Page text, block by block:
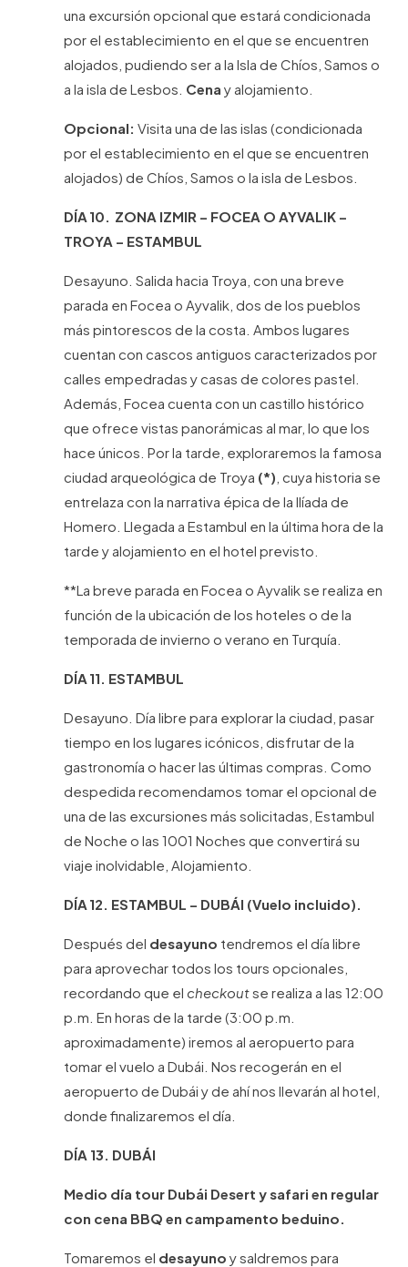
una excursión opcional que estará condicionada
por el establecimiento en el que se encuentren
alojados, pudiendo ser a la Isla de Chíos, Samos o
a la isla de Lesbos. Cena y alojamiento.
Opcional: Visita una de las islas (condicionada
por el establecimiento en el que se encuentren
alojados) de Chíos, Samos o la isla de Lesbos.
DÍA 10. ZONA IZMIR – FOCEA O AYVALIK –
TROYA – ESTAMBUL
Desayuno. Salida hacia Troya, con una breve
parada en Focea o Ayvalik, dos de los pueblos
más pintorescos de la costa. Ambos lugares
cuentan con cascos antiguos caracterizados por
calles empedradas y casas de colores pastel.
Además, Focea cuenta con un castillo histórico
que ofrece vistas panorámicas al mar, lo que los
hace únicos. Por la tarde, exploraremos la famosa
ciudad arqueológica de Troya (*) , cuya historia se
entrelaza con la narrativa épica de la Ilíada de
Homero. Llegada a Estambul en la última hora de la
tarde y alojamiento en el hotel previsto.
**La breve parada en Focea o Ayvalik se realiza en
función de la ubicación de los hoteles o de la
temporada de invierno o verano en Turquía.
DÍA 11. ESTAMBUL
Desayuno. Día libre para explorar la ciudad, pasar
tiempo en los lugares icónicos, disfrutar de la
gastronomía o hacer las últimas compras. Como
despedida recomendamos tomar el opcional de
una de las excursiones más solicitadas, Estambul
de Noche o las 1001 Noches que convertirá su
viaje inolvidable, Alojamiento.
DÍA 12. ESTAMBUL – DUBÁI (Vuelo incluido).
Después del desayuno tendremos el día libre
para aprovechar todos los tours opcionales,
recordando que el checkoutse realiza a las 12:00
p.m. En horas de la tarde (3:00 p.m.
aproximadamente) iremos al aeropuerto para
tomar el vuelo a Dubái. Nos recogerán en el
aeropuerto de Dubái y de ahí nos llevarán al hotel,
donde finalizaremos el día.
DÍA 13. DUBÁI
Medio día tour Dubái Desert y safari en regular
con cena BBQ en campamento beduino.
Tomaremos el desayuno y saldremos para